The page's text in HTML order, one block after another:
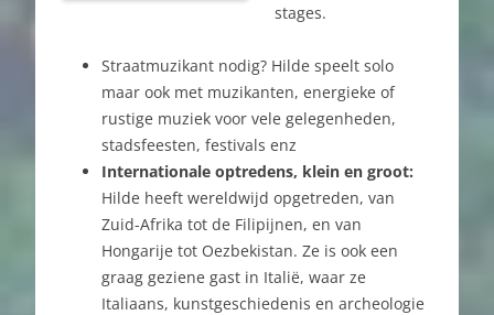
stages.
Straatmuzikant nodig? Hilde speelt solo
maar ook met muzikanten, energieke of
rustige muziek voor vele gelegenheden,
stadsfeesten, festivals enz
Internationale optredens, klein en groot:
Hilde heeft wereldwijd opgetreden, van
Zuid-Afrika tot de Filipijnen, en van
Hongarije tot Oezbekistan. Ze is ook een
graag geziene gast in Italië, waar ze
Italiaans, kunstgeschiedenis en archeologie